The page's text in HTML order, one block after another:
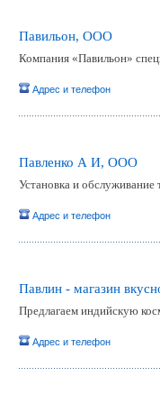
Павильон, ООО
Компания «Павильон»
Адрес и телефон
Павленко А И, ООО
Установка и обслуживание
Адрес и телефон
Павлин - магазин
Предлагаем индийскую
Адрес и телефон